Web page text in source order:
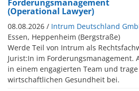
Forderungsmanagement
(Operational Lawyer)
08.08.2026 / Intrum Deutschland
Essen, Heppenheim (Bergstraße)
Werde Teil von Intrum als
Jurist:In im Forderungsmanagement.
in einem engagierten Team und
wirtschaftlichen Gesundheit bei.